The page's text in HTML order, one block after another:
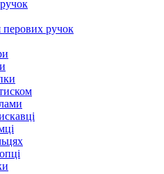
перових ручок